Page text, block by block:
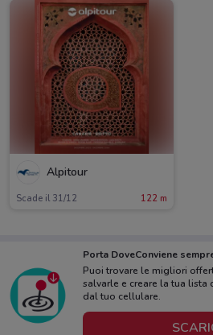
Alpitour
Scade il 31/12 122 m
Porta DoveConviene
Puoi trovare le migliori
salvarle e creare la tua
dal tuo cellulare.